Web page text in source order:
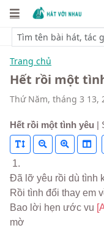
Trang chủ
Hết rồi một
Thứ Năm, tháng 3 13,
Hết rồi một tình yêu |
1.
Đã lỡ yêu rồi dù tình
Rồi tình đổi thay em
Bao lời hẹn ước vu
mờ